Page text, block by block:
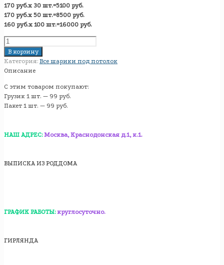
170 руб.х 30 шт.=5100 руб.
170 руб.х 50 шт.=8500 руб.
160 руб.х 100 шт.=16000 руб.
Количество
товара
Шарики
пастель
школа»
размер
30
В корзину
Категория: Все шарики под потолок
Описание
С этим товаром покупают:
Грузик 1 шт. — 99 руб.
Пакет 1 шт. — 99 руб.
НАШ АДРЕС: Москва, Краснодонская д.1, к.1.
ВЫПИСКА ИЗ РОДДОМА
ГРАФИК РАБОТЫ: круглосуточно.
ГИРЛЯНДА